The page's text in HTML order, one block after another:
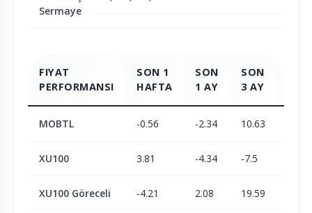
Sermaye
FIYAT
PERFORMANSI
SON 1
HAFTA
SON
1 AY
SON
3 AY
MOBTL -0.56 -2.34 10.63
XU100 3.81 -4.34 -7.5
XU100 Göreceli -4.21 2.08 19.59